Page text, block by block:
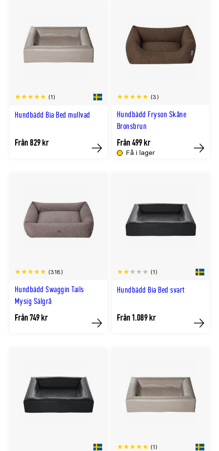
Hundbädd Bia Bed mullvad
(1)
Från 829 kr
Köp
Hundbädd Fryson Skåne
Bronsbrun
(3)
Få i lager
Från 499 kr
Köp
Hundbädd Swaggin Tails
Mysig Sälgrå
(318)
Från 749 kr
Köp
Hundbädd Bia Bed svart
(1)
Från 1.089 kr
Köp
(1)